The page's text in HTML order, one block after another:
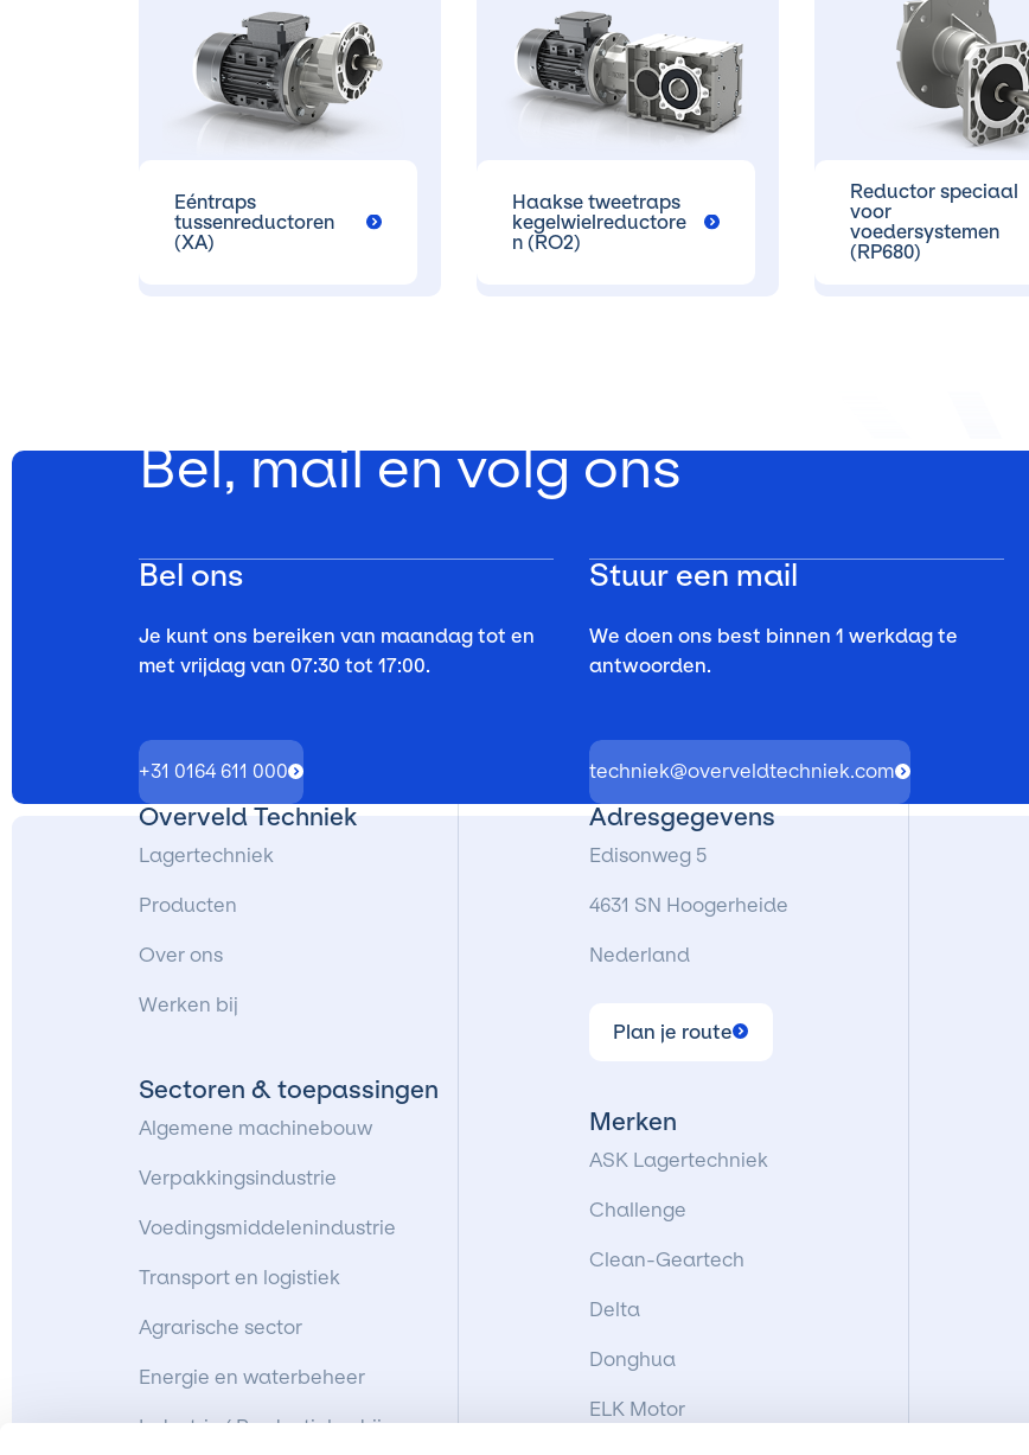
Eéntraps
tussenreductoren
(XA)
Haakse tweetraps
kegelwielreductore
n (RO2)
Reductor speciaal
voor
voedersystemen
(RP680)
Bel, mail en volg ons
Bel ons
Je kunt ons bereiken van maandag tot en
met vrijdag van 07:30 tot 17:00.
+31 0164 611 000
Stuur een mail
We doen ons best binnen 1 werkdag te
antwoorden.
techniek@overveldtechniek.com
Overveld Techniek
Lagertechniek
Producten
Over ons
Werken bij
Sectoren & toepassingen
Algemene machinebouw
Verpakkingsindustrie
Voedingsmiddelenindustrie
Transport en logistiek
Agrarische sector
Energie en waterbeheer
Industrie/ Productiebedrijven
Adresgegevens
Edisonweg 5
4631 SN Hoogerheide
Nederland
Plan je route
Merken
ASK Lagertechniek
Challenge
Clean-Geartech
Delta
Donghua
ELK Motor